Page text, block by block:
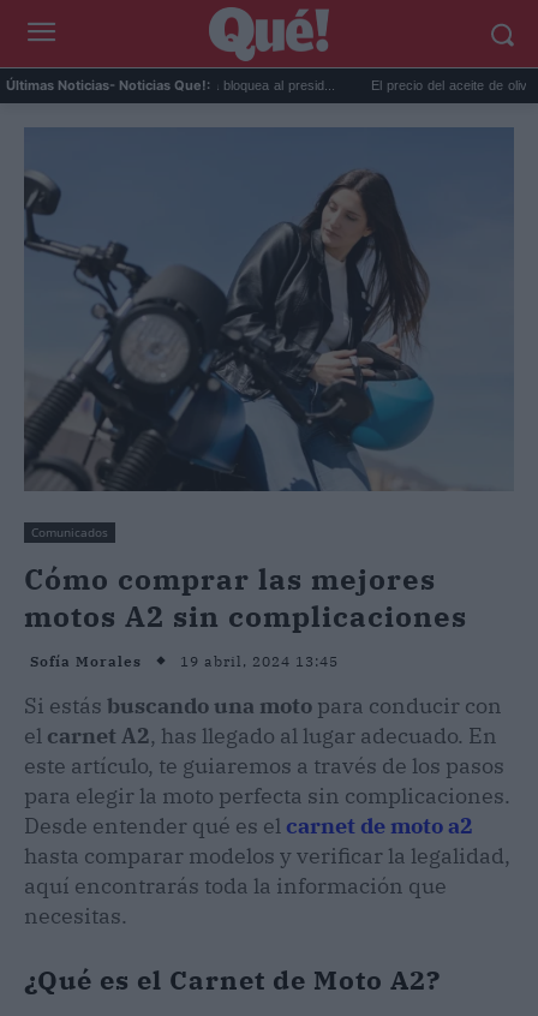
Últimas Noticias- Noticias Que!:
Swift y Trump: la artista bloquea al presid... El precio del aceite de oliva cae en
Comunicados
Cómo comprar las mejores
motos A2 sin complicaciones
Sofía Morales 19 abril, 2024 13:45
Si estás buscando una moto para conducir con
el carnet A2, has llegado al lugar adecuado. En
este artículo, te guiaremos a través de los pasos
para elegir la moto perfecta sin complicaciones.
Desde entender qué es el carnet de moto a2
hasta comparar modelos y verificar la legalidad,
aquí encontrarás toda la información que
necesitas.
¿Qué es el Carnet de Moto A2?